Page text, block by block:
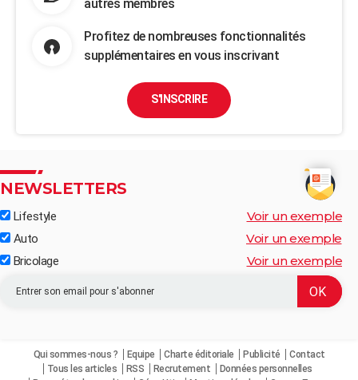
autres membres
Profitez de nombreuses fonctionnalités
supplémentaires en vous inscrivant
S'INSCRIRE
NEWSLETTERS
Lifestyle Voir un exemple
Auto Voir un exemple
Bricolage Voir un exemple
Qui sommes-nous ? Equipe Charte éditoriale Publicité
Contact
Tous les articles
RSS Recrutement
Données personnelles